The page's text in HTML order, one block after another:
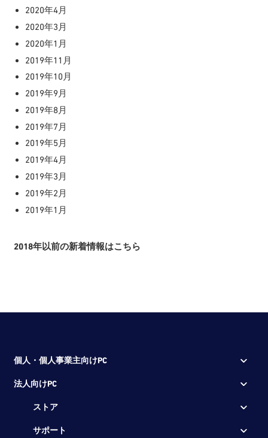
2020年4月
2020年3月
2020年1月
2019年11月
2019年10月
2019年9月
2019年8月
2019年7月
2019年5月
2019年4月
2019年3月
2019年2月
2019年1月
2018年以前の新着情報はこちら
個人・個人事業主向けPC
法人向けPC
ストア
サポート